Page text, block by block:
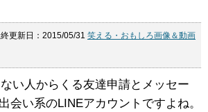
終更新日：2015/05/31 笑える・おもしろ画像＆動画
い人からくる友達申請とメッセー
会い系のLINEアカウントですよね。